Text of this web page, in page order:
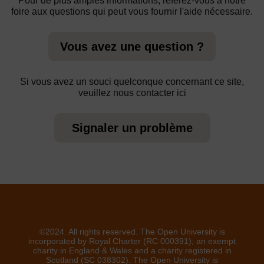
foire aux questions qui peut vous fournir l'aide nécessaire.
Vous avez une question ?
Si vous avez un souci quelconque concernant ce site,
veuillez nous contacter ici
Signaler un problème
©2024. All rights reserved. The Open University is
incorporated by Royal Charter (RC 000391), an exempt
charity in England & Wales and a charity registered in
Scotland (SC 038302). The Open University is